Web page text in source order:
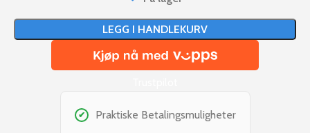
LEGG I HANDLEKURV
✔ Praktiske Betalingsmuligheter